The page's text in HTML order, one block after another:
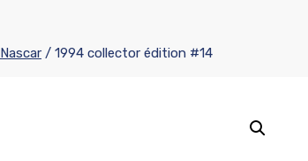
Nascar / 1994 collector édition #14